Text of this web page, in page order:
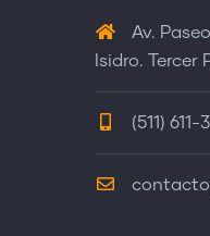
Av.
Isidro. Tercer
(511) 611-